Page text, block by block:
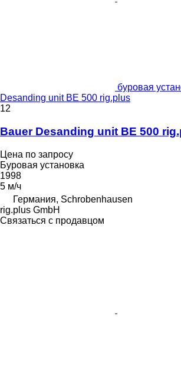
буровая
Desanding unit BE 500 rig.plus
12
Bauer Desanding unit BE 500
Цена по запросу
Буровая установка
1998
5 м/ч
Германия, Schrobenhausen
rig.plus GmbH
Связаться с продавцом